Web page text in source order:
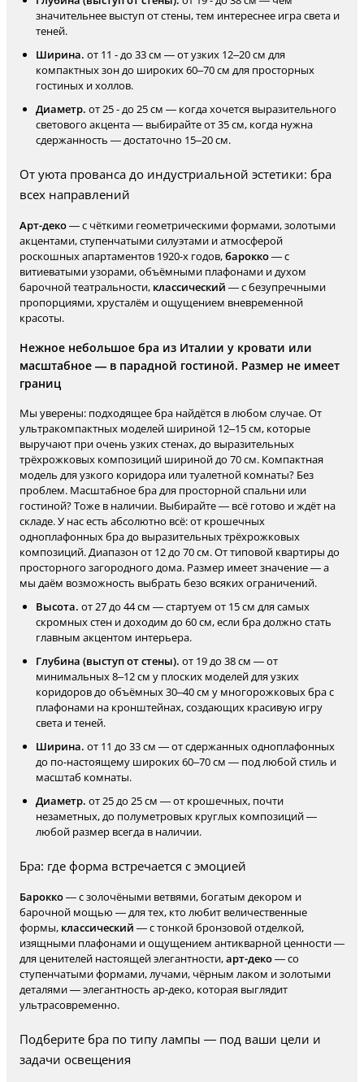
значительнее выступ от стены, тем интереснее игра света и
теней.
Ширина. от 11 - до 33 см — от узких 12–20 см для
компактных зон до широких 60–70 см для просторных
гостиных и холлов.
Диаметр. от 25 - до 25 см — когда хочется выразительного
светового акцента — выбирайте от 35 см, когда нужна
сдержанность — достаточно 15–20 см.
От уюта прованса до индустриальной эстетики: бра
всех направлений
Арт-деко— с чёткими геометрическими формами, золотыми
акцентами, ступенчатыми силуэтами и атмосферой
роскошных апартаментов 1920-х годов,барокко— с
витиеватыми узорами, объёмными плафонами и духом
барочной театральности, классический — с безупречными
пропорциями, хрусталём и ощущением вневременной
красоты.
Нежное небольшое бра из Италии у кровати или
масштабное — в парадной гостиной. Размер не имеет
границ
Мы уверены: подходящее бра найдётся в любом случае. От
ультракомпактных моделей шириной 12–15 см, которые
выручают при очень узких стенах, до выразительных
трёхрожковых композиций шириной до 70 см. Компактная
модель для узкого коридора или туалетной комнаты? Без
проблем. Масштабное бра для просторной спальни или
гостиной? Тоже в наличии. Выбирайте — всё готово и ждёт на
складе. У нас есть абсолютно всё: от крошечных
одноплафонных бра до выразительных трёхрожковых
композиций. Диапазон от 12 до 70 см. От типовой квартиры до
просторного загородного дома. Размер имеет значение — а
мы даём возможность выбрать безо всяких ограничений.
Высота. от 27 до 44 см — стартуем от 15 см для самых
скромных стен и доходим до 60 см, если бра должно стать
главным акцентом интерьера.
Глубина (выступ от стены). от 19 до 38 см — от
минимальных 8–12 см у плоских моделей для узких
коридоров до объёмных 30–40 см у многорожковых бра с
плафонами на кронштейнах, создающих красивую игру
света и теней.
Ширина. от 11 до 33 см — от сдержанных одноплафонных
до по-настоящему широких 60–70 см — под любой стиль и
масштаб комнаты.
Диаметр. от 25 до 25 см — от крошечных, почти
незаметных, до полуметровых круглых композиций —
любой размер всегда в наличии.
Бра: где форма встречается с эмоцией
Барокко— с золочёными ветвями, богатым декором и
барочной мощью — для тех, кто любит величественные
формы, классический — с тонкой бронзовой отделкой,
изящными плафонами и ощущением антикварной ценности —
для ценителей настоящей элегантности,арт-деко— со
ступенчатыми формами, лучами, чёрным лаком и золотыми
деталями — элегантность ар-деко, которая выглядит
ультрасовременно.
Подберите бра по типу лампы — под ваши цели и
задачи освещения